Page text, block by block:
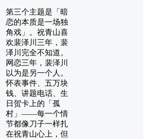
第三个主题是「暗
恋的本质是一场独
角戏」。祝青山喜
欢裴泽川三年，裴
泽川完全不知道。
网恋三年，裴泽川
以为是另一个人。
怀表事件、五万块
钱、讲题电话、生
日贺卡上的「孤
村」——每一个情
节都像刀子一样扎
在祝青山心上，但